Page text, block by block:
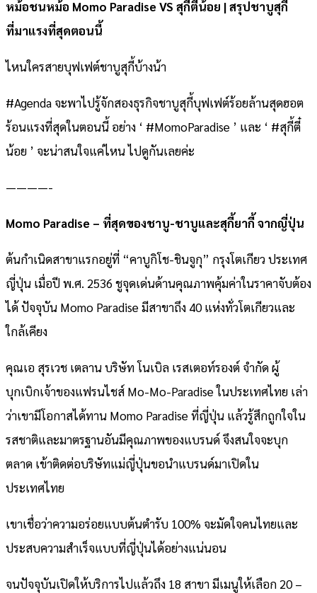
หม้อชนหม้อ Momo Paradise VS สุกี้ตี๋น้อย | สรุปชาบูสุกี้
ที่มาแรงที่สุดตอนนี้
ไหนใครสายบุฟเฟต์ชาบูสุกี้บ้างน้า
#Agenda จะพาไปรู้จักสองธุรกิจชาบูสุกี้บุฟเฟต์ร้อยล้านสุดฮอต
ร้อนแรงที่สุดในตอนนี้ อย่าง ‘ #MomoParadise ’ และ ‘ #สุกี้ตี๋
น้อย ’ จะน่าสนใจแค่ไหน ไปดูกันเลยค่ะ
————-
Momo Paradise – ที่สุดของชาบู-ชาบูและสุกี้ยากี้ จากญี่ปุ่น
ต้นกำเนิดสาขาแรกอยู่ที่ “คาบูกิโช-ชินจูกุ” กรุงโตเกียว ประเทศ
ญี่ปุ่น เมื่อปี พ.ศ. 2536 ชูจุดเด่นด้านคุณภาพคุ้มค่าในราคาจับต้อง
ได้ ปัจจุบัน Momo Paradise มีสาขาถึง 40 แห่งทั่วโตเกียวและ
ใกล้เคียง
คุณเอ สุรเวช เตลาน บริษัท โนเบิล เรสเตอท์รองต์ จำกัด ผู้
บุกเบิกเจ้าของแฟรนไชส์ Mo-Mo-Paradise ในประเทศไทย เล่า
ว่าเขามีโอกาสได้ทาน Momo Paradise ที่ญี่ปุ่น แล้วรู้สึกถูกใจใน
รสชาติและมาตรฐานอันมีคุณภาพของแบรนด์ จึงสนใจจะบุก
ตลาด เข้าติดต่อบริษัทแม่ญี่ปุ่นขอนำแบรนด์มาเปิดใน
ประเทศไทย
เขาเชื่อว่าความอร่อยแบบต้นตำรับ 100% จะมัดใจคนไทยและ
ประสบความสำเร็จแบบที่ญี่ปุ่นได้อย่างแน่นอน
จนปัจจุบันเปิดให้บริการไปแล้วถึง 18 สาขา มีเมนูให้เลือก 20 –